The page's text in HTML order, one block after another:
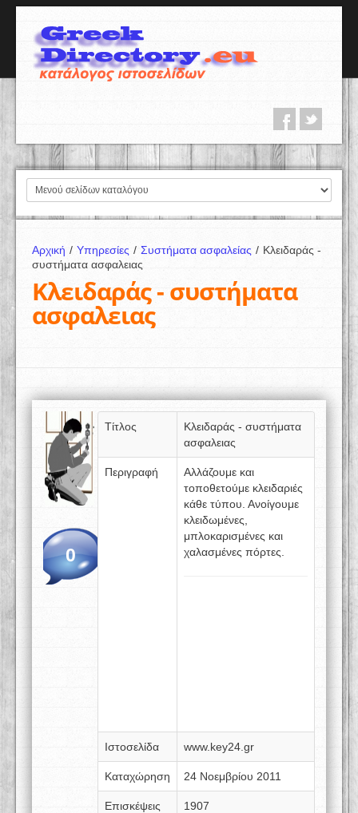
Αρχική / Υπηρεσίες / Συστήματα ασφαλείας / Κλειδαράς -
συστήματα ασφαλειας
Κλειδαράς - συστήματα
ασφαλειας
0
Τίτλος
Κλειδαράς - συστήματα
ασφαλειας
Περιγραφή
Αλλάζουμε και
τοποθετούμε κλειδαριές
κάθε τύπου. Ανοίγουμε
κλειδωμένες,
μπλοκαρισμένες και
χαλασμένες πόρτες.
Ιστοσελίδα www.key24.gr
Καταχώρηση 24 Νοεμβρίου 2011
Επισκέψεις 1907